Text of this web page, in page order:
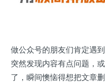
做公众号的朋友们肯定遇
突然发现内容有点问题，
了，瞬间懊恼得想把文章